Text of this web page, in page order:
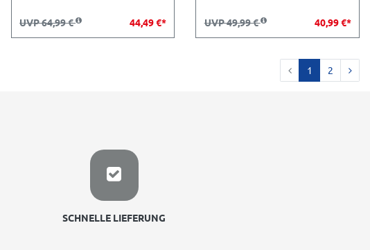
UVP 64,99 € 44,49 €* UVP 49,99 € 40,99 €*
1 2
SCHNELLE LIEFERUNG